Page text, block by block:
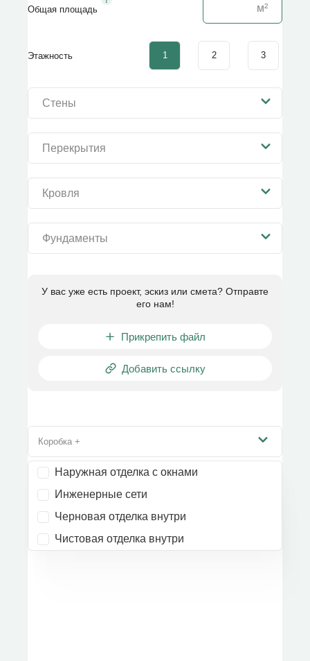
Общая площадь
Этажность 1 2 3
Стены
Перекрытия
Кровля
Фундаменты
У вас уже есть проект, эскиз или смета? Отправте
его нам!
Прикрепить файл
Добавить ссылку
Коробка +
Наружная отделка с окнами
Инженерные сети
Черновая отделка внутри
Чистовая отделка внутри